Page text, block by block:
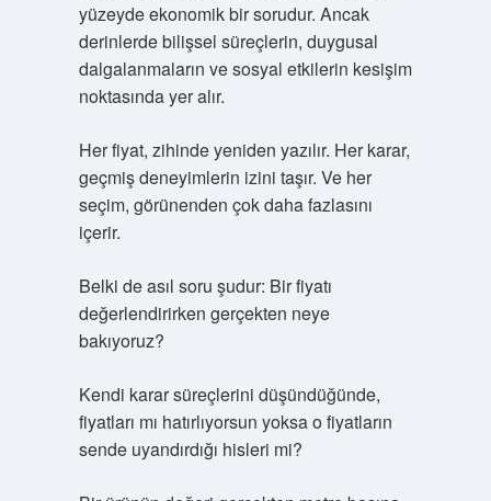
yüzeyde ekonomik bir sorudur. Ancak
derinlerde bilişsel süreçlerin, duygusal
dalgalanmaların ve sosyal etkilerin kesişim
noktasında yer alır.
Her fiyat, zihinde yeniden yazılır. Her karar,
geçmiş deneyimlerin izini taşır. Ve her
seçim, görünenden çok daha fazlasını
içerir.
Belki de asıl soru şudur: Bir fiyatı
değerlendirirken gerçekten neye
bakıyoruz?
Kendi karar süreçlerini düşündüğünde,
fiyatları mı hatırlıyorsun yoksa o fiyatların
sende uyandırdığı hisleri mi?